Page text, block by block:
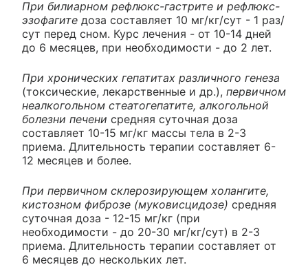
При билиарном рефлюкс-гастрите и рефлюкс-
эзофагите доза составляет 10 мг/кг/сут - 1 раз/
сут перед сном. Курс лечения - от 10-14 дней
до 6 месяцев, при необходимости - до 2 лет.
При хронических гепатитах различного генеза
(токсические, лекарственные и др.), первичном
неалкогольном стеатогепатите, алкогольной
болезни печени средняя суточная доза
составляет 10-15 мг/кг массы тела в 2-3
приема. Длительность терапии составляет 6-
12 месяцев и более.
При первичном склерозирующем холангите,
кистозном фиброзе (муковисцидозе) средняя
суточная доза - 12-15 мг/кг (при
необходимости - до 20-30 мг/кг/сут) в 2-3
приема. Длительность терапии составляет от
6 месяцев до нескольких лет.